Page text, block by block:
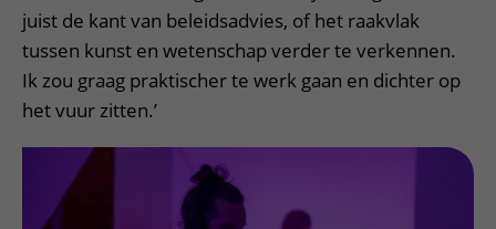
juist de kant van beleidsadvies, of het raakvlak
tussen kunst en wetenschap verder te verkennen.
Ik zou graag praktischer te werk gaan en dichter op
het vuur zitten.’